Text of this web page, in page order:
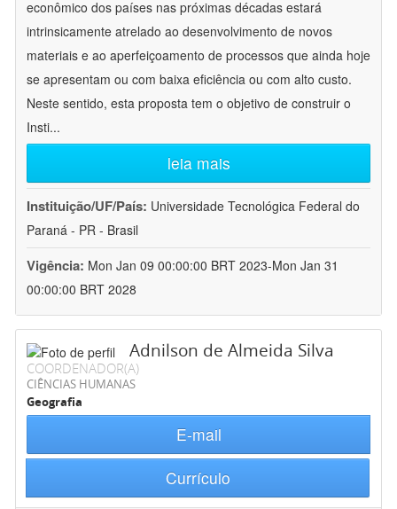
econômico dos países nas próximas décadas estará
intrinsicamente atrelado ao desenvolvimento de novos
materiais e ao aperfeiçoamento de processos que ainda hoje
se apresentam ou com baixa eficiência ou com alto custo.
Neste sentido, esta proposta tem o objetivo de construir o
Insti...
leia mais
Instituição/UF/País: Universidade Tecnológica Federal do
Paraná - PR - Brasil
Vigência: Mon Jan 09 00:00:00 BRT 2023-Mon Jan 31
00:00:00 BRT 2028
Adnilson de Almeida Silva
COORDENADOR(A)
CIÊNCIAS HUMANAS
Geografia
E-mail
Currículo